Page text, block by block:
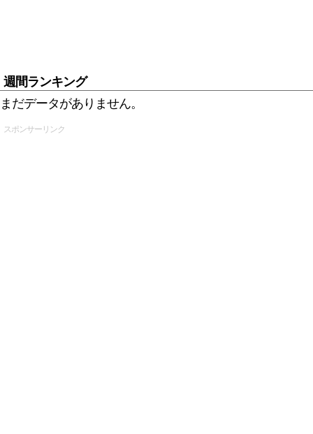
週間ランキング
まだデータがありません。
スポンサーリンク